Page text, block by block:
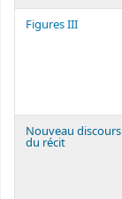
Figures III
Nouveau discours
du récit